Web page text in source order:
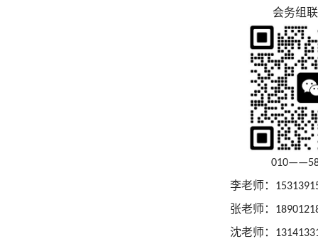
会务组
李老师：
张老师：
沈老师：